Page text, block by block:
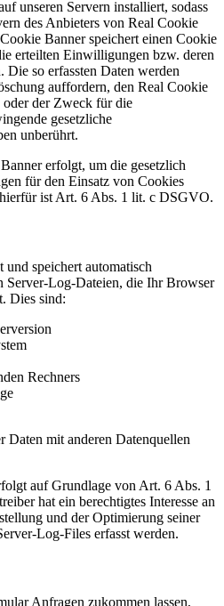
unseren Servern installiert, sodass
des Anbieters von Real Cookie
Banner speichert einen Cookie
erteilten Einwilligungen bzw. deren
so erfassten Daten werden
auffordern, den Real Cookie
oder der Zweck für die
gesetzliche
unberührt.
erfolgt, um die gesetzlich
für den Einsatz von Cookies
ist Art. 6 Abs. 1 lit. c DSGVO.
speichert automatisch
Server-Log-Dateien, die Ihr Browser
Dies sind:
Rechners
Daten mit anderen Datenquellen
auf Grundlage von Art. 6 Abs. 1
hat ein berechtigtes Interesse an
und der Optimierung seiner
Log-Files erfasst werden.
Anfragen zukommen lassen,